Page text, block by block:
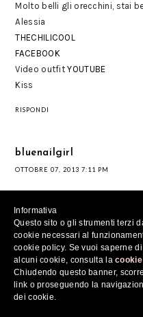
Molto belli gli orecchini, stai
Alessia
THECHILICOOL
FACEBOOK
Video outfitYOUTUBE
Kiss
RISPONDI
bluenailgirl
OTTOBRE 07, 2013 7:11 PM
RISPONDI
Habanero Angelica
OTTOBRE 07, 2013 7:20 PM
Informativa
Questo sito o gli strumenti terzi
cookie necessari al
cookie policy. Se vuoi saperne
alcuni cookie, consulta la
Chiudendo questo banner,
link o proseguendo la
dei cookie.